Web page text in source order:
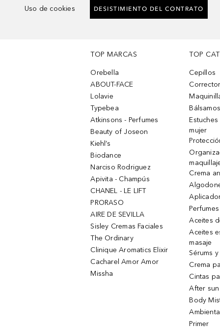
Uso de cookies
DESISTIMIENTO DEL CONTRATO
TOP MARCAS
Orebella
ABOUT-FACE
Lolavie
Typebea
Atkinsons - Perfumes
Beauty of Joseon
Kiehl’s
Biodance
Narciso Rodriguez
Apivita - Champús
CHANEL - LE LIFT
PRORASO
AIRE DE SEVILLA
Sisley Cremas Faciales
The Ordinary
Clinique Aromatics Elixir
Cacharel Amor Amor
Missha
TOP
Cepillos
mujer
Crema
Perfumes
Aceites
Aceites
masaje
Sérums
Crema
Cintas
After sun
Body
Primer